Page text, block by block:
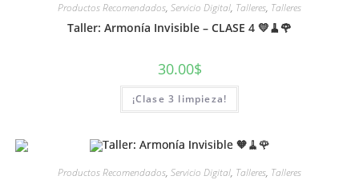
Productos Recomendados, Servicio Digital, Talleres, Talleres
Taller: Armonía Invisible – CLASE 4 💛🧹🌹
30.00$
¡Clase 3 limpieza!
Productos Recomendados, Servicio Digital, Talleres, Talleres